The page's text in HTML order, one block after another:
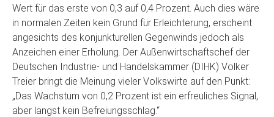
Wert für das erste von 0,3 auf 0,4 Prozent. Auch dies wäre
in normalen Zeiten kein Grund für Erleichterung, erscheint
angesichts des konjunkturellen Gegenwinds jedoch als
Anzeichen einer Erholung. Der Außenwirtschaftschef der
Deutschen Industrie- und Handelskammer (DIHK) Volker
Treier bringt die Meinung vieler Volkswirte auf den Punkt:
„Das Wachstum von 0,2 Prozent ist ein erfreuliches Signal,
aber längst kein Befreiungsschlag.“